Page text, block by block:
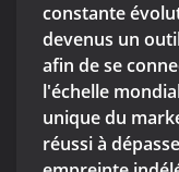
constante
devenus un
afin de se
l'échelle
unique du
réussi à